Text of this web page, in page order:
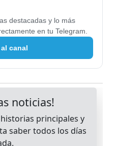
destacadas y lo más
en tu Telegram.
canal